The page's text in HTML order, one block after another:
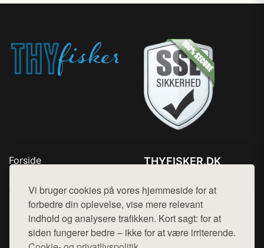
Vi bruger cookies på vores hjemmeside for at
forbedre din oplevelse, vise mere relevant
indhold og analysere trafikken. Kort sagt: for at
siden fungerer bedre – ikke for at være irriterende.
Forside
Top Rabatter
Kontakt
THYFISKER.DK
Mail: hej@want.dk
Cookie- og privatlivspolitik